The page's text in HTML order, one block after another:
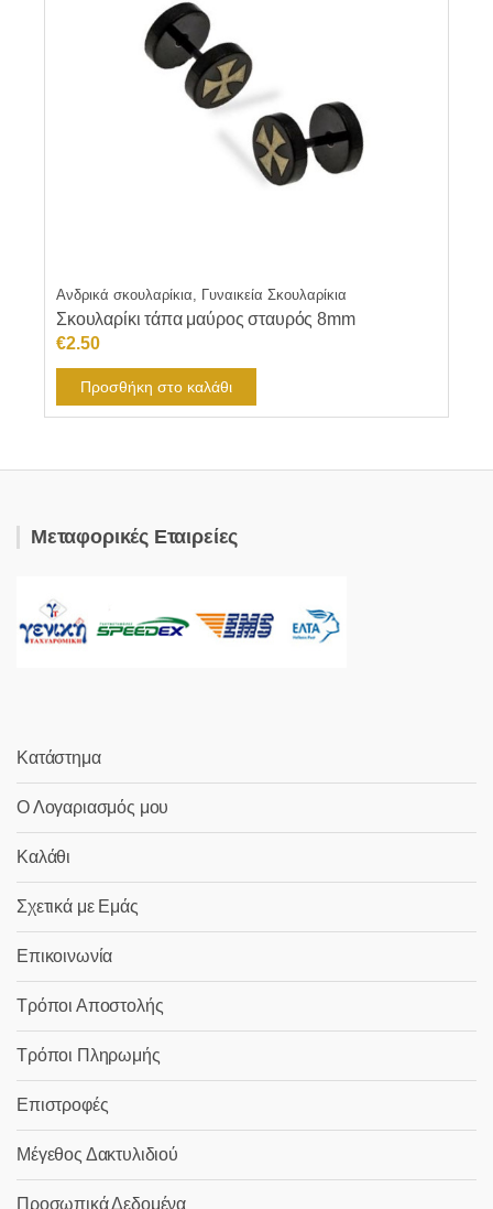
Ανδρικά σκουλαρίκια, Γυναικεία Σκουλαρίκια
Σκουλαρίκι τάπα μαύρος σταυρός 8mm
€2.50
Προσθήκη στο καλάθι
Μεταφορικές Εταιρείες
Κατάστημα
Ο Λογαριασμός μου
Καλάθι
Σχετικά με Εμάς
Επικοινωνία
Τρόποι Αποστολής
Τρόποι Πληρωμής
Επιστροφές
Μέγεθος Δακτυλιδιού
Προσωπικά Δεδομένα